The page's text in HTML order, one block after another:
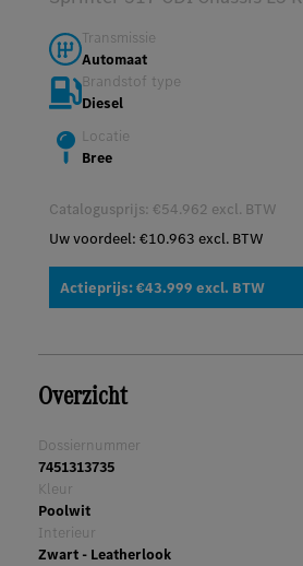
Transmissie
Automaat
Brandstof type
Diesel
Locatie
Bree
Catalogusprijs: €54.962 excl. BTW
Uw voordeel: €10.963 excl. BTW
Actieprijs: €43.999 excl. BTW
Overzicht
Dossiernummer
7451313735
Kleur
Poolwit
Interieur
Zwart - Leatherlook